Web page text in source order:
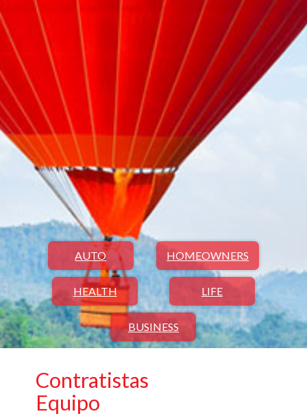
AUTO HOMEOWNERS
HEALTH LIFE
BUSINESS
Contratistas
Equipo